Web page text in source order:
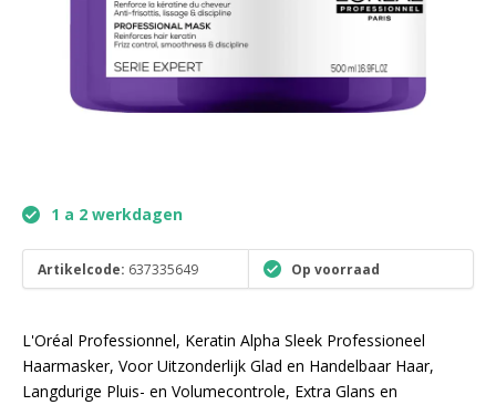
1 a 2 werkdagen
Artikelcode: 637335649 Op voorraad
L'Oréal Professionnel, Keratin Alpha Sleek Professioneel
Haarmasker, Voor Uitzonderlijk Glad en Handelbaar Haar,
Langdurige Pluis- en Volumecontrole, Extra Glans en